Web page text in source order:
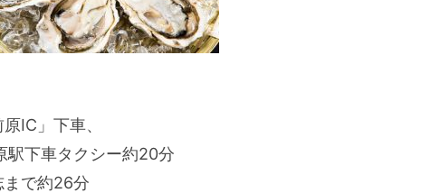
IC」下車、
駅下車タクシー約20分
まで約26分